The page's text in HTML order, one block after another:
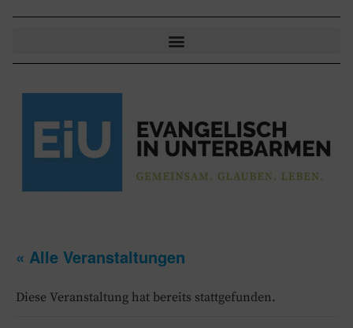
« Alle Veranstaltungen
Diese Veranstaltung hat bereits stattgefunden.